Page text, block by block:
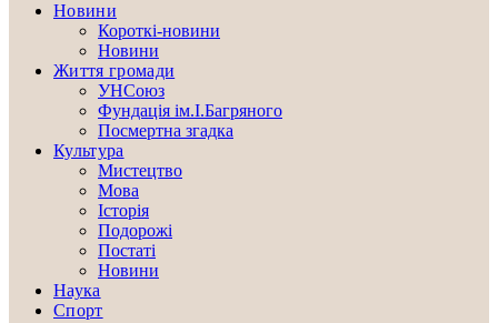
Новини
Короткі-новини
Новини
Життя громади
УНСоюз
Фундація ім.І.Багряного
Посмертна згадка
Культура
Мистецтво
Мова
Історія
Подорожі
Постаті
Новини
Наука
Спорт